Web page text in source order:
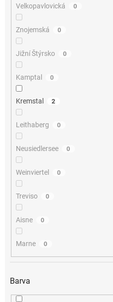
Velkopavlovická 0
Znojemská 0
Jižní Štýrsko 0
Kamptal 0
Kremstal 2
Leithaberg 0
Neusiedlersee 0
Weinviertel 0
Treviso 0
Aisne 0
Marne 0
Barva